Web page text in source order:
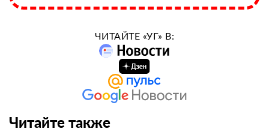
ЧИТАЙТЕ «УГ» В:
Читайте также